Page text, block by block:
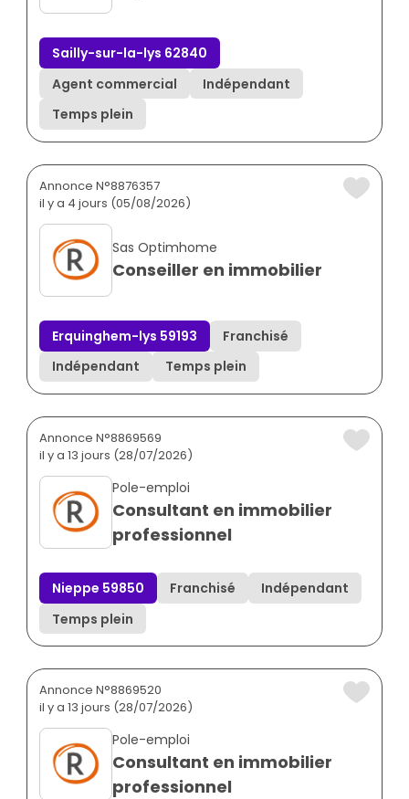
Sailly-sur-la-lys 62840
Agent commercial
Indépendant
Temps plein
Annonce N°8876357
il y a 4 jours (05/08/2026)
Sas Optimhome
Conseiller en immobilier
Erquinghem-lys 59193
Franchisé
Indépendant
Temps plein
Annonce N°8869569
il y a 13 jours (28/07/2026)
Pole-emploi
Consultant en immobilier
professionnel
Nieppe 59850 Franchisé
Indépendant
Temps plein
Annonce N°8869520
il y a 13 jours (28/07/2026)
Pole-emploi
Consultant en immobilier
professionnel